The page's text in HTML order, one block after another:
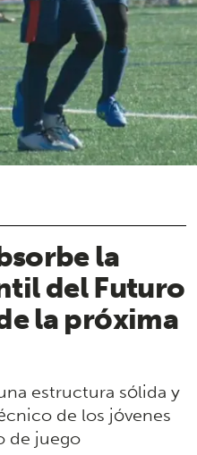
la
del Futuro
la próxima
estructura sólida y
de los jóvenes
de juego